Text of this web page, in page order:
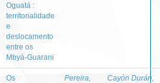
Oguatá :
territorialidade
e
deslocamento
entre os
Mbyá-Guarani
Os
Pereira,
Cayón Durán,